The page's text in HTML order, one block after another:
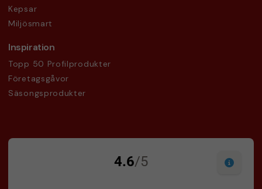
Kepsar
Miljösmart
Inspiration
Topp 50 Profilprodukter
Företagsgåvor
Säsongsprodukter